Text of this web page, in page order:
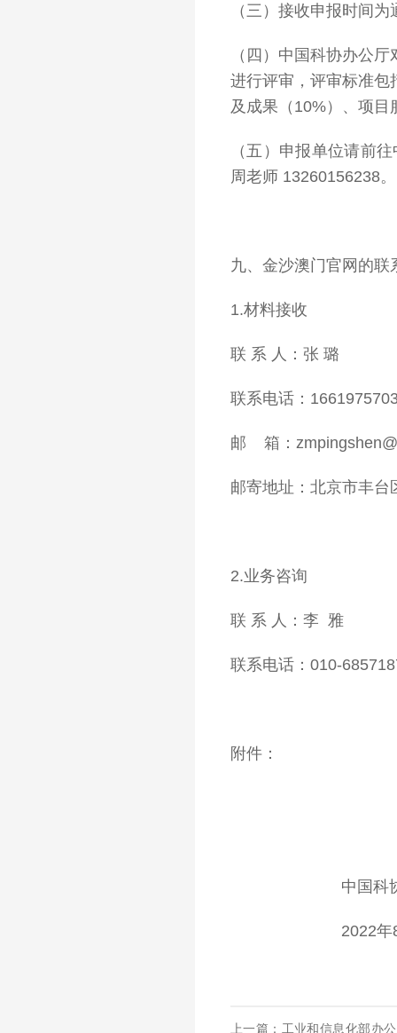
（三）接收申报时间
（四）中国科协办公
进行评审，评审标准包
及成果（10%）、项
（五）申报单位请前
周老师 13260156238。
九、金沙澳门官网的联
1.材料接收
联 系 人：张 璐
联系电话：
邮 箱：
邮寄地址：北京市丰
2.业务咨询
联 系 人：李 雅
联系电话：010-
附件：
中国科协办
2022年8月
上一篇：工业和信息化部办